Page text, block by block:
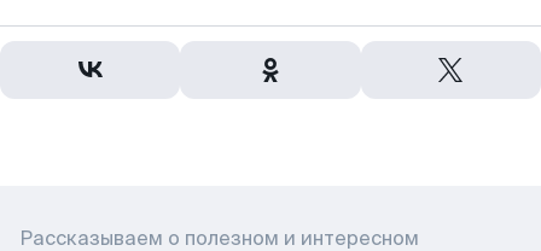
Рассказываем о полезном и интересном